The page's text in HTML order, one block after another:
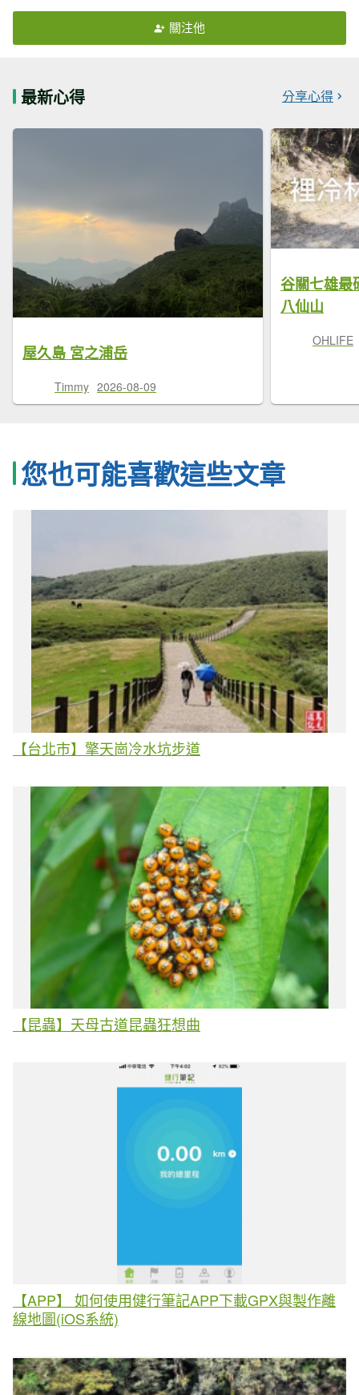
關注他
最新心得 分享心得
屋久島 宮之浦岳
Timmy 2026-08-09
谷關七雄最
八仙山
OHLIFE
您也可能喜歡這些文章
【台北市】擎天崗冷水坑步道
【昆蟲】天母古道昆蟲狂想曲
【APP】 如何使用健行筆記APP下載GPX與製作離
線地圖(iOS系統)